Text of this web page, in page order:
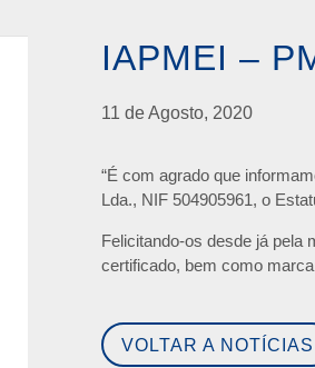
IAPMEI –
11 de Agosto, 2020
“É com agrado que
Lda., NIF 504905961, o
Felicitando-os desde já pela
certificado, bem como
VOLTAR A NOTÍCIAS